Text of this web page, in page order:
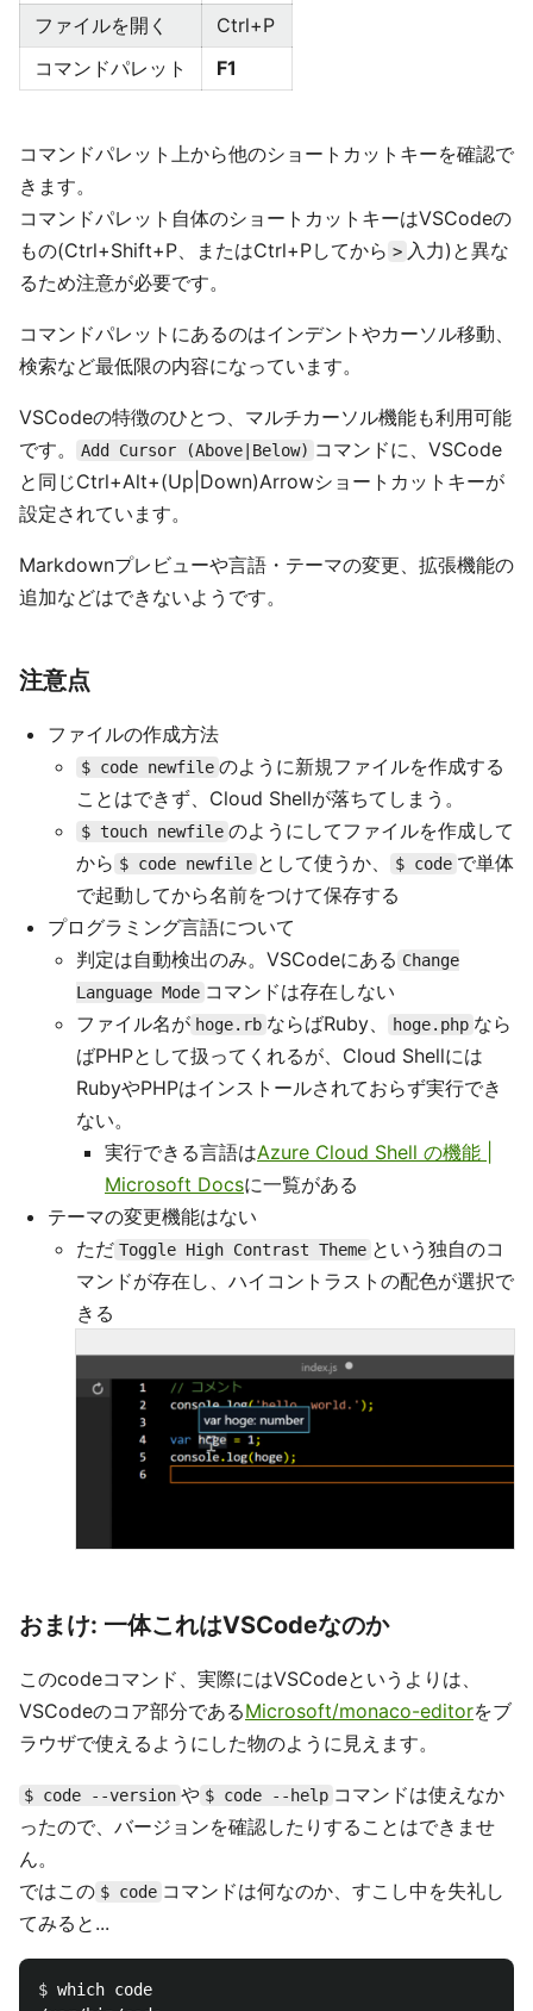
ファイルを開く
Ctrl+P
コマンドパレット
F1
コマンドパレット上から他のショートカットキーを確認で
きます。
コマンドパレット自体のショートカットキーはVSCodeの
もの(Ctrl+Shift+P、またはCtrl+Pしてから > 入力)と異な
るため注意が必要です。
コマンドパレットにあるのはインデントやカーソル移動、
検索など最低限の内容になっています。
VSCodeの特徴のひとつ、マルチカーソル機能も利用可能
です。
Add Cursor (Above|Below) コマンドに、VSCode
と同じCtrl+Alt+(Up|Down)Arrowショートカットキーが
設定されています。
Markdownプレビューや言語・テーマの変更、拡張機能の
追加などはできないようです。
注意点
ファイルの作成方法
$ code newfile のように新規ファイルを作成する
ことはできず、Cloud Shellが落ちてしまう。
$ touch newfile のようにしてファイルを作成して
から $ code newfile として使うか、 $ code で単体
で起動してから名前をつけて保存する
プログラミング言語について
判定は自動検出のみ。VSCodeにある Change
Language Mode コマンドは存在しない
ファイル名が hoge.rb ならばRuby、 hoge.php なら
ばPHPとして扱ってくれるが、Cloud Shellには
RubyやPHPはインストールされておらず実行でき
ない。
実行できる言語はAzure Cloud Shell の機能 |
Microsoft Docsに一覧がある
テーマの変更機能はない
ただ Toggle High Contrast Theme という独自のコ
マンドが存在し、ハイコントラストの配色が選択で
きる
おまけ: 一体これはVSCodeなのか
このcodeコマンド、実際にはVSCodeというよりは、
VSCodeのコア部分であるMicrosoft/monaco-editorをブ
ラウザで使えるようにした物のように見えます。
$ code --version や $ code --help コマンドは使えなか
ったので、バージョンを確認したりすることはできませ
ん。
ではこの $ code コマンドは何なのか、すこし中を失礼し
てみると...
$ which code